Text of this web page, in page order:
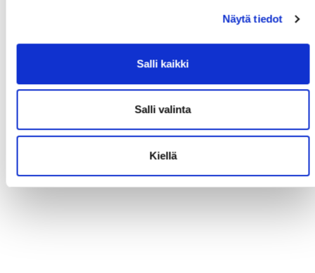
Näytä tiedot
Salli kaikki
Salli valinta
Kiellä